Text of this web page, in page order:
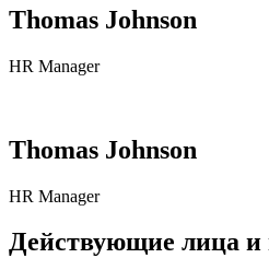
Thomas Johnson
HR Manager
Thomas Johnson
HR Manager
Действующие лица и